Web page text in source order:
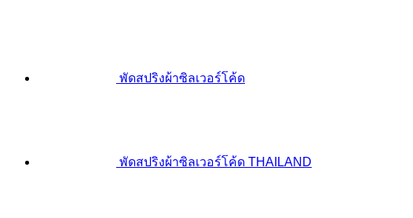
พัดสปริงผ้าซิลเวอร์โค้ด
พัดสปริงผ้าซิลเวอร์โค้ด THAILAND